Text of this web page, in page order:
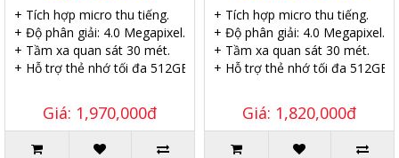
+ Tích hợp micro thu tiếng.
+ Độ phân giải: 4.0 Megapixel.
+ Tầm xa quan sát 30 mét.
+ Hỗ trợ thẻ nhớ tối đa 512GB.
Giá: 1,970,000đ
+ Tích hợp micro thu tiếng.
+ Độ phân giải: 4.0 Megapixel.
+ Tầm xa quan sát 30 mét.
+ Hỗ trợ thẻ nhớ tối đa 512GB.
Giá: 1,820,000đ